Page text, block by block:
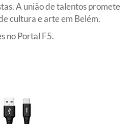
A união de talentos promete
cultura e arte em Belém.
no Portal F5.